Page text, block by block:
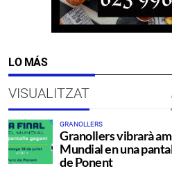
LO MÁS
VISUALITZAT
GRANOLLERS
Granollers vibrarà
Mundial en una
de Ponent